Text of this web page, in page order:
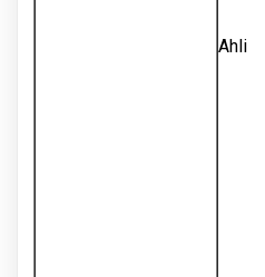
Ahli